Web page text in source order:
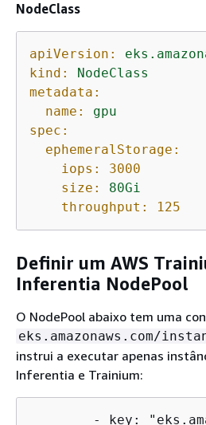
NodeClass
apiVersion:
kind:
NodeClass
metadata:
name:
gpu
spec:
ephemeralStorage:
iops:
3000
size:
80Gi
throughput:
125
Definir um AWS
Inferentia NodePool
O NodePool abaixo tem uma
eks.amazonaws.com/
instrui a executar apenas
Inferentia e Trainium:
- key: